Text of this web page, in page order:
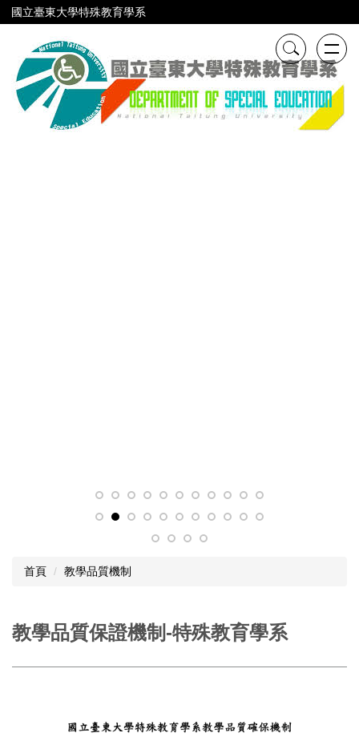
跳
到
內
容
國立臺東大學特殊教育學系
首頁 教學品質機制
教學品質保證機制-特殊教育學系